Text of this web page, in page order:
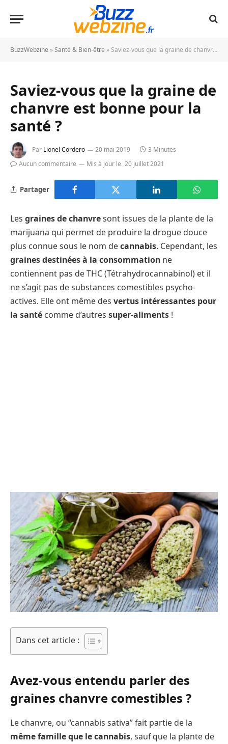
BuzzWebzine »Santé & Bien-être »Saviez-vous que la graine de chanvre est bonne pour la santé ?
Saviez-vous que la graine de
chanvre est bonne pour la
santé ?
Par Lionel Cordero 20 mai 2019
3 Minutes
Aucun commentaire
Mis à jour le 20 juillet 2021
Partager
Les graines de chanvresont issues de la plante de la
marijuana qui permet de produire la drogue douce
plus connue sous le nom decannabis. Cependant, les
graines destinées à la consommation ne
contiennent pas de THC (Tétrahydrocannabinol) et il
ne s’agit pas de substances comestibles psycho-
actives. Elle ont même des vertus intéressantes pour
la santé comme d’autres super-aliments !
Dans cet article :
Avez-vous entendu parler des
graines chanvre comestibles ?
Le chanvre, ou “cannabis sativa” fait partie de la
même famille que le cannabis, sauf que la plante de